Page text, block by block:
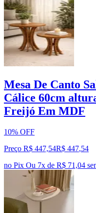
Mesa De Canto
Cálice 60cm
Freijó Em MDF
10% OFF
Preço R$ 447,54R$ 447,54
no Pix Ou 7x de R$ 71,04